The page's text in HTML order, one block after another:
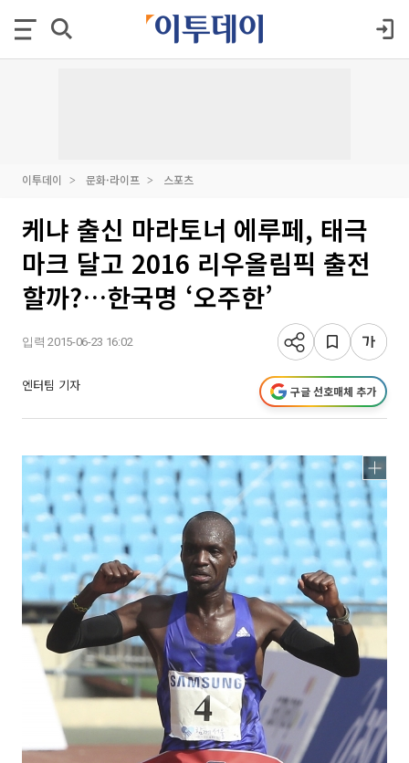
이투데이 문화·라이프 스포츠
케냐 출신 마라토너 에루페, 태극
마크 달고 2016 리우올림픽 출전
할까?…한국명 ‘오주한’
입력 2015-06-23 16:02
엔터팀 기자 구글 선호매체 추가